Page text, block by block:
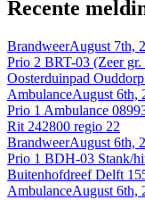
Recente
BrandweerAugust 7th,
Prio 2 BRT-03 (Zeer
Oosterduinpad
AmbulanceAugust 6th,
Prio 1 Ambulance
Rit 242800 regio 22
BrandweerAugust 6th,
Prio 1 BDH-03 Stank/
Buitenhofdreef Delft
AmbulanceAugust 6th,